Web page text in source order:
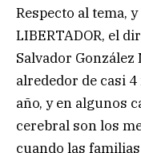
Respecto al tema,
LIBERTADOR, el
Salvador
alrededor de casi
año, y en algunos
cerebral son los
cuando las